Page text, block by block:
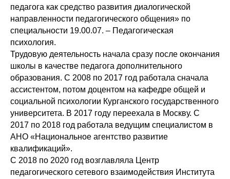
педагога как средство развития диалогической
направленности педагогического общения» по
специальности 19.00.07. – Педагогическая
психология.
Трудовую деятельность начала сразу после окончания
школы в качестве педагога дополнительного
образования. С 2008 по 2017 год работала сначала
ассистентом, потом доцентом на кафедре общей и
социальной психологии Курганского государственного
университета. В 2017 году переехала в Москву. С
2017 по 2018 год работала ведущим специалистом в
АНО «Национальное агентство развитие
квалификаций».
С 2018 по 2020 год возглавляла Центр
педагогического сетевого взаимодействия Института